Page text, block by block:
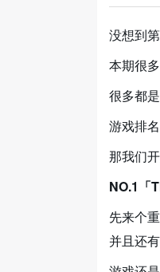
没想到
本期很
很多都
游戏排
那我们
NO.1「
先来个
并且还